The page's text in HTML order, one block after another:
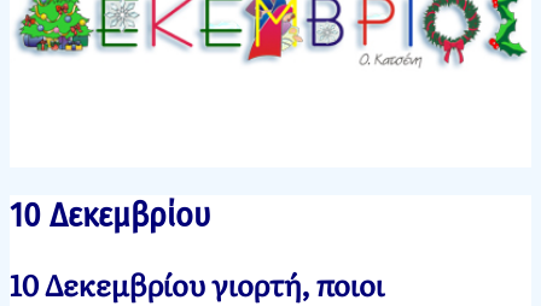
10 Δεκεμβρίου
10 Δεκεμβρίου γιορτή, ποιοι